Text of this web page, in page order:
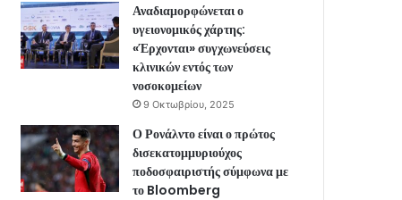
Αναδιαμορφώνεται ο
υγειονομικός χάρτης:
«Έρχονται» συγχωνεύσεις
κλινικών εντός των
νοσοκομείων
9 Οκτωβρίου, 2025
Ο Ρονάλντο είναι ο πρώτος
δισεκατομμυριούχος
ποδοσφαιριστής σύμφωνα με
το Bloomberg